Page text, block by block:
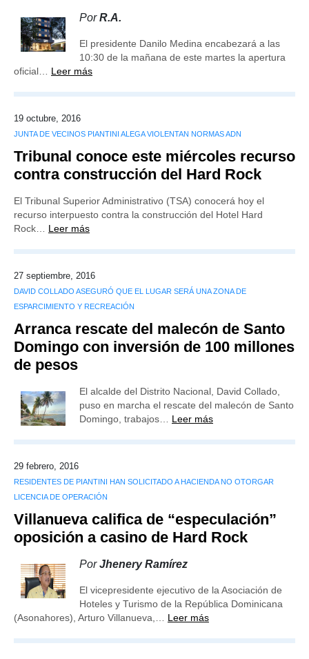
PorR.A.
El presidente Danilo Medina encabezará a las
10:30 de la mañana de este martes la apertura
oficial… Leer más
19 octubre, 2016
JUNTA DE VECINOS PIANTINI ALEGA VIOLENTAN NORMAS ADN
Tribunal conoce este miércoles recurso
contra construcción del Hard Rock
El Tribunal Superior Administrativo (TSA) conocerá hoy el
recurso interpuesto contra la construcción del Hotel Hard
Rock… Leer más
27 septiembre, 2016
DAVID COLLADO ASEGURÓ QUE EL LUGAR SERÁ UNA ZONA DE
ESPARCIMIENTO Y RECREACIÓN
Arranca rescate del malecón de Santo
Domingo con inversión de 100 millones
de pesos
El alcalde del Distrito Nacional, David Collado,
puso en marcha el rescate del malecón de Santo
Domingo, trabajos… Leer más
29 febrero, 2016
RESIDENTES DE PIANTINI HAN SOLICITADO A HACIENDA NO OTORGAR
LICENCIA DE OPERACIÓN
Villanueva califica de “especulación”
oposición a casino de Hard Rock
PorJhenery Ramírez
El vicepresidente ejecutivo de la Asociación de
Hoteles y Turismo de la República Dominicana
(Asonahores), Arturo Villanueva,… Leer más